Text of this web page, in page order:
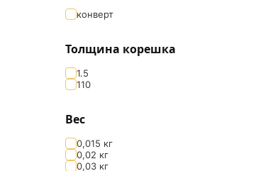
конверт
Толщина корешка
1.5
110
Вес
0,015 кг
0,02 кг
0,03 кг